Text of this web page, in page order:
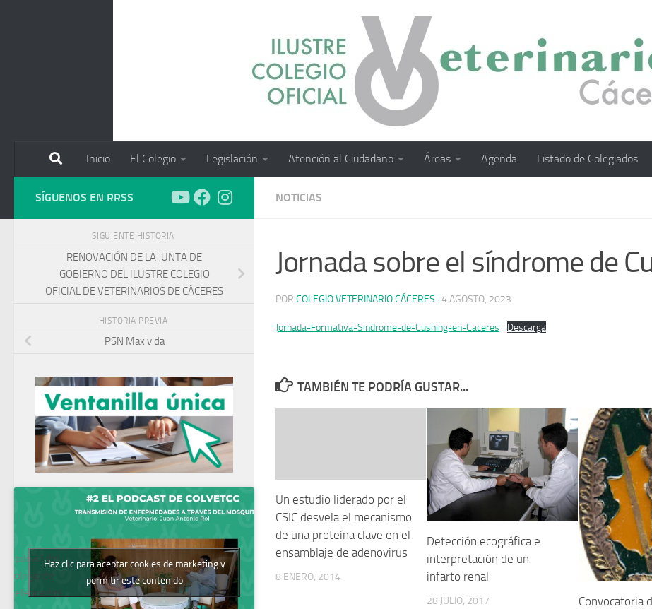
Inicio El Colegio Legislación Atención al Ciudadano Áreas Agenda Listado de Colegiados
NOTICIAS
Jornada sobre el síndrome de
POR COLEGIO VETERINARIO CÁCERES · 4 AGOSTO, 2023
Jornada-Formativa-Sindrome-de-Cushing-en-Caceres Descarga
TAMBIÉN TE PODRÍA GUSTAR...
Un estudio liderado por el
CSIC desvela el mecanismo
de una proteína clave en el
ensamblaje de adenovirus
8 ENERO, 2014
Detección ecográfica e
interpretación de un
infarto renal
28 JULIO, 2017
Convocatoria
SÍGUENOS EN RRSS
SIGUIENTE HISTORIA
RENOVACIÓN DE LA JUNTA DE
GOBIERNO DEL ILUSTRE COLEGIO
OFICIAL DE VETERINARIOS DE CÁCERES
HISTORIA PREVIA
PSN Maxivida
Podcast del
Colegio de
Veterinarios
Haz clic para aceptar cookies de marketing y
permitir este contenido